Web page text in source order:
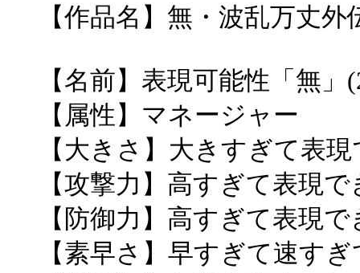
【作品名】無・波乱万丈
【名前】表現可能性「無」
【属性】マネージャー
【大きさ】大きすぎて表
【攻撃力】高すぎて表現
【防御力】高すぎて表現
【素早さ】早すぎて速す